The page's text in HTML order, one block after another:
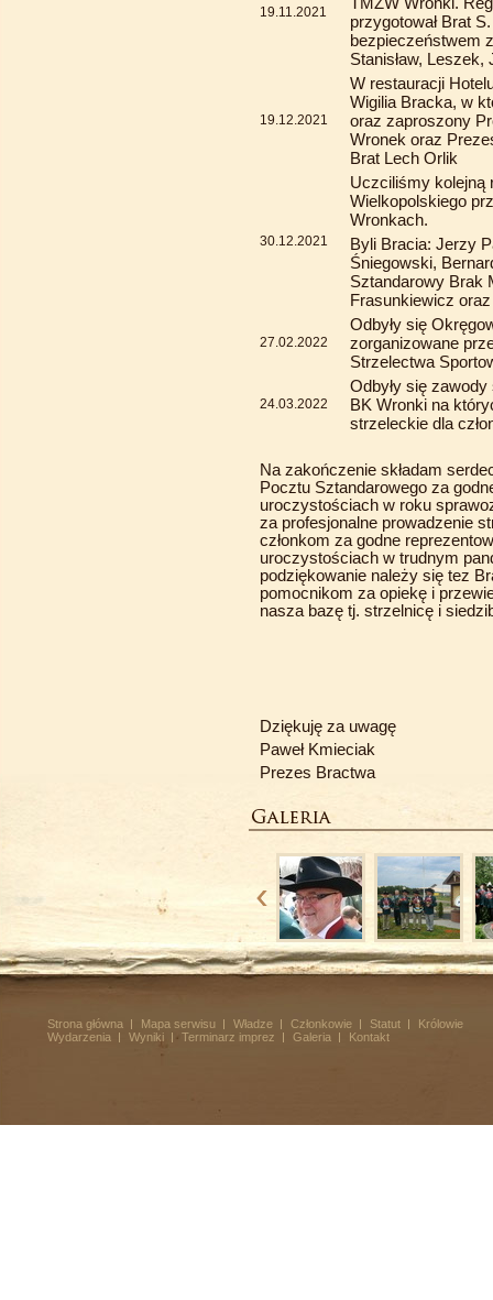
19.11.2021
przygotował Brat
bezpieczeństwem
Stanisław, Leszek,
19.12.2021
W restauracji
Wigilia Bracka, w
oraz zaproszony
Wronek oraz
Brat Lech Orlik
30.12.2021
Uczciliśmy kolejną
Wielkopolskiego
Wronkach.
Byli Bracia: Jerzy
Śniegowski,
Sztandarowy Brak
Frasunkiewicz
27.02.2022
Odbyły się
zorganizowane
Strzelectwa
24.03.2022
Odbyły się
BK Wronki na
strzeleckie dla
Na zakończenie składam
Pocztu Sztandarowego za
uroczystościach w roku
za profesjonalne prowadzenie
członkom za godne
uroczystościach w trudnym
podziękowanie należy się tez
pomocnikom za opiekę i
nasza bazę tj. strzelnicę i
Dziękuję za uwagę
Paweł Kmieciak
Prezes Bractwa
Strona główna Mapa serwisu Władze Członkowie Statut
Królowie
Wydarzenia
Wyniki Terminarz imprez Galeria Kontakt